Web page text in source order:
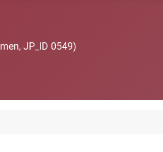
JP_ID 0549)